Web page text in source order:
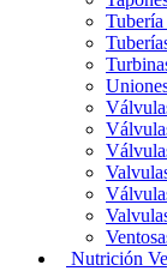
Nutrición